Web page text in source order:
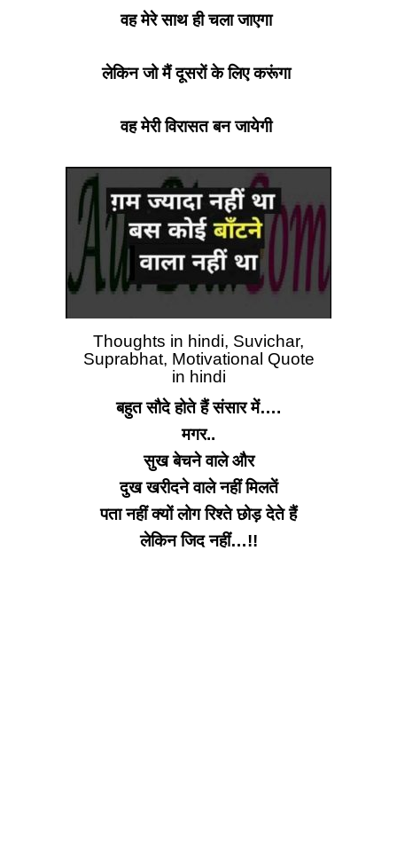
वह मेरे साथ ही चला जाएगा
लेकिन जो मैं दूसरों के लिए करूंगा
वह मेरी विरासत बन जायेगी
Thoughts in hindi, Suvichar,
Suprabhat, Motivational Quote
in hindi
बहुत सौदे होते हैं संसार में….
मगर..
सुख बेचने वाले और
दुख खरीदने वाले नहीं मिलतें
पता नहीं क्यों लोगरिश्ते छोड़ देते हैं
लेकिन जिद नहीं…!!